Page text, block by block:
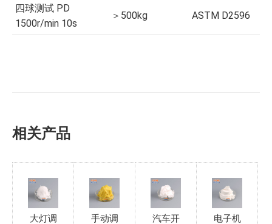
四球测试 PD
1500r/min 10s
＞500kg ASTM D2596
相关产品
大灯调
手动调
汽车开
电子机